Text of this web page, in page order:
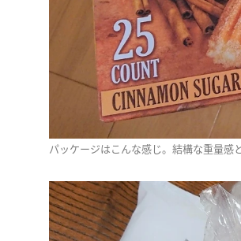
パッケージはこんな感じ。結構な重量感